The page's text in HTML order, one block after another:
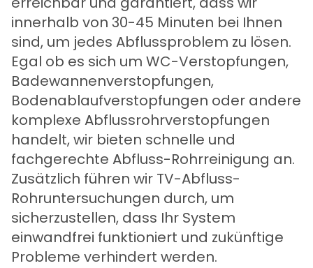
innerhalb von 30-45 Minuten bei Ihnen
sind, um jedes Abflussproblem zu lösen.
Egal ob es sich um WC-Verstopfungen,
Badewannenverstopfungen,
Bodenablaufverstopfungen oder andere
komplexe Abflussrohrverstopfungen
handelt, wir bieten schnelle und
fachgerechte Abfluss-Rohrreinigung an.
Zusätzlich führen wir TV-Abfluss-
Rohruntersuchungen durch, um
sicherzustellen, dass Ihr System
einwandfrei funktioniert und zukünftige
Probleme verhindert werden.